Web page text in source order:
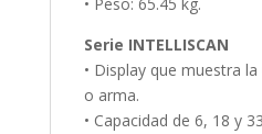
Serie INTELLISCAN
• Display que muestra
o arma.
• Capacidad de 6, 18 y